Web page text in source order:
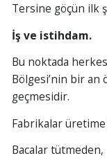
Tersine göçün ilk
İş ve istihdam.
Bu noktada
Bölgesi’nin bir an
geçmesidir.
Fabrikalar üretime
Bacalar tütmeden,